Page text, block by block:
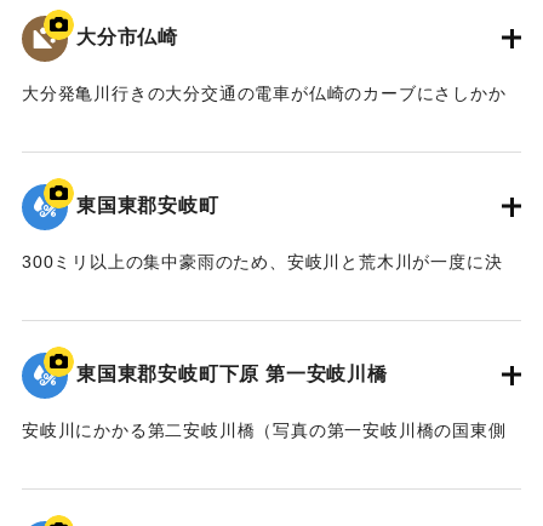
内で撮影）。
【出典：大分合同新聞 1961年10月28日朝刊6面】
大分市仏崎
大分発亀川行きの大分交通の電車が仏崎のカーブにさしかか
100立方メートルにわたって崩れ落ちた。車両の前方の一部を
残して電車は埋まったため、乗客70人中、死者31人、重軽傷
者36人を出した。
｜固有コード:00679001
東国東郡安岐町
300ミリ以上の集中豪雨のため、安岐川と荒木川が一度に決
床上浸水した。
｜固有コード:00679002
東国東郡安岐町下原 第一安岐川橋
安岐川にかかる第二安岐川橋（写真の第一安岐川橋の国東側
｜固有コード: